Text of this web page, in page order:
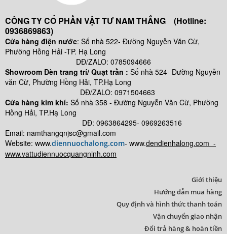
CÔNG TY CỔ PHẦN VẬT TƯ NAM THẮNG (Hotline:
0936869863)
Cửa hàng điện nước: Số nhà 522- Đường Nguyễn Văn Cừ,
Phường Hồng Hải -TP. Hạ Long
DĐ/ZALO: 0785094666
Showroom Đèn trang trí/ Quạt trần : Số nhà 524- Đường Nguyễn
văn Cừ, Phường Hồng Hải, TP.Hạ Long
DĐ/ZALO: 0971504663
Cửa hàng kim khí: Số nhà 358 - Đường Nguyễn Văn Cừ, Phường
Hồng Hải, TP.Hạ Long
DĐ: 0963864295- 0969263516
Email: namthangqnjsc@gmail.com
Website: www.diennuochalong.com- www.dendienhalong.com -
www.vattudiennuocquangninh.com
Giới thiệu
Hướng dẫn mua hàng
Quy định và hình thức thanh toán
Vận chuyển giao nhận
Đổi trả hàng & hoàn tiền